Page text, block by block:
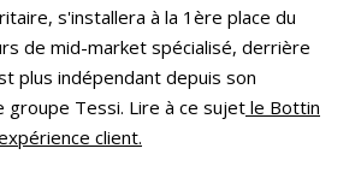
s'installera à la 1ère place du
de mid-market spécialisé, derrière
plus indépendant depuis son
groupe Tessi. Lire à ce sujet le Bottin
client.